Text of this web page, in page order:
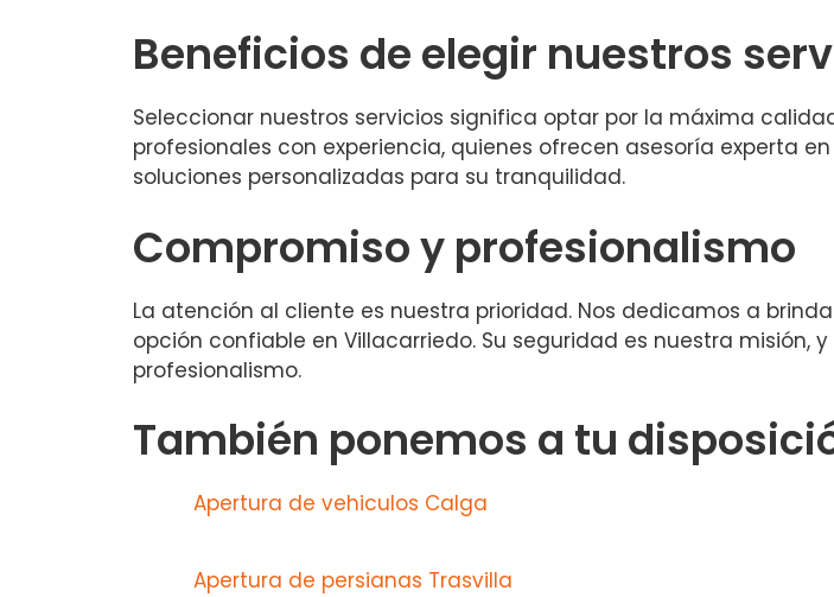
Beneficios de elegir nuestros
Seleccionar nuestros servicios significa optar por la máxima
profesionales con experiencia, quienes ofrecen asesoría experta
soluciones personalizadas para su tranquilidad.
Compromiso y profesionalismo
La atención al cliente es nuestra prioridad. Nos dedicamos a
opción confiable en Villacarriedo. Su seguridad es nuestra
profesionalismo.
También ponemos a tu
Apertura de vehiculos Calga
Apertura de persianas Trasvilla